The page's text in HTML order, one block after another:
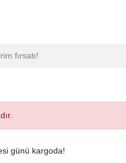
fırsatı!
günü kargoda!